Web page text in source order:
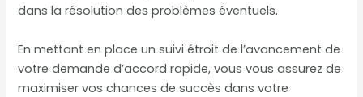
dans la résolution des problèmes éventuels.
En mettant en place un suivi étroit de l’avancement de
votre demande d’accord rapide, vous vous assurez de
maximiser vos chances de succès dans votre